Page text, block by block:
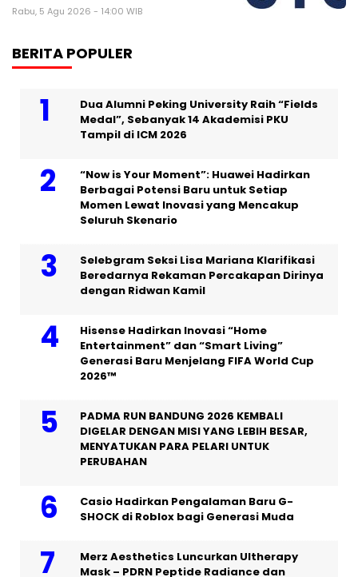
Rabu, 5 Agu 2026 - 14:00 WIB
BERITA POPULER
Dua Alumni Peking University Raih “Fields
Medal”, Sebanyak 14 Akademisi PKU
Tampil di ICM 2026
“Now is Your Moment”: Huawei Hadirkan
Berbagai Potensi Baru untuk Setiap
Momen Lewat Inovasi yang Mencakup
Seluruh Skenario
Selebgram Seksi Lisa Mariana Klarifikasi
Beredarnya Rekaman Percakapan Dirinya
dengan Ridwan Kamil
Hisense Hadirkan Inovasi “Home
Entertainment” dan “Smart Living”
Generasi Baru Menjelang FIFA World Cup
2026™
PADMA RUN BANDUNG 2026 KEMBALI
DIGELAR DENGAN MISI YANG LEBIH BESAR,
MENYATUKAN PARA PELARI UNTUK
PERUBAHAN
Casio Hadirkan Pengalaman Baru G-
SHOCK di Roblox bagi Generasi Muda
Merz Aesthetics Luncurkan Ultherapy
Mask – PDRN Peptide Radiance dan